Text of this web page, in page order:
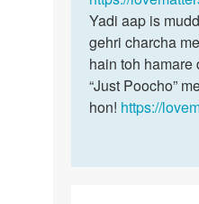
Yadi aap is
gehri charcha
hain toh
“Just Poocho”
hon! https://